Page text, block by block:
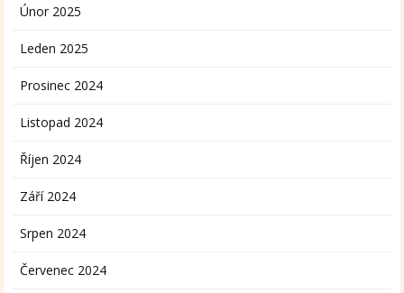
Únor 2025
Leden 2025
Prosinec 2024
Listopad 2024
Říjen 2024
Září 2024
Srpen 2024
Červenec 2024